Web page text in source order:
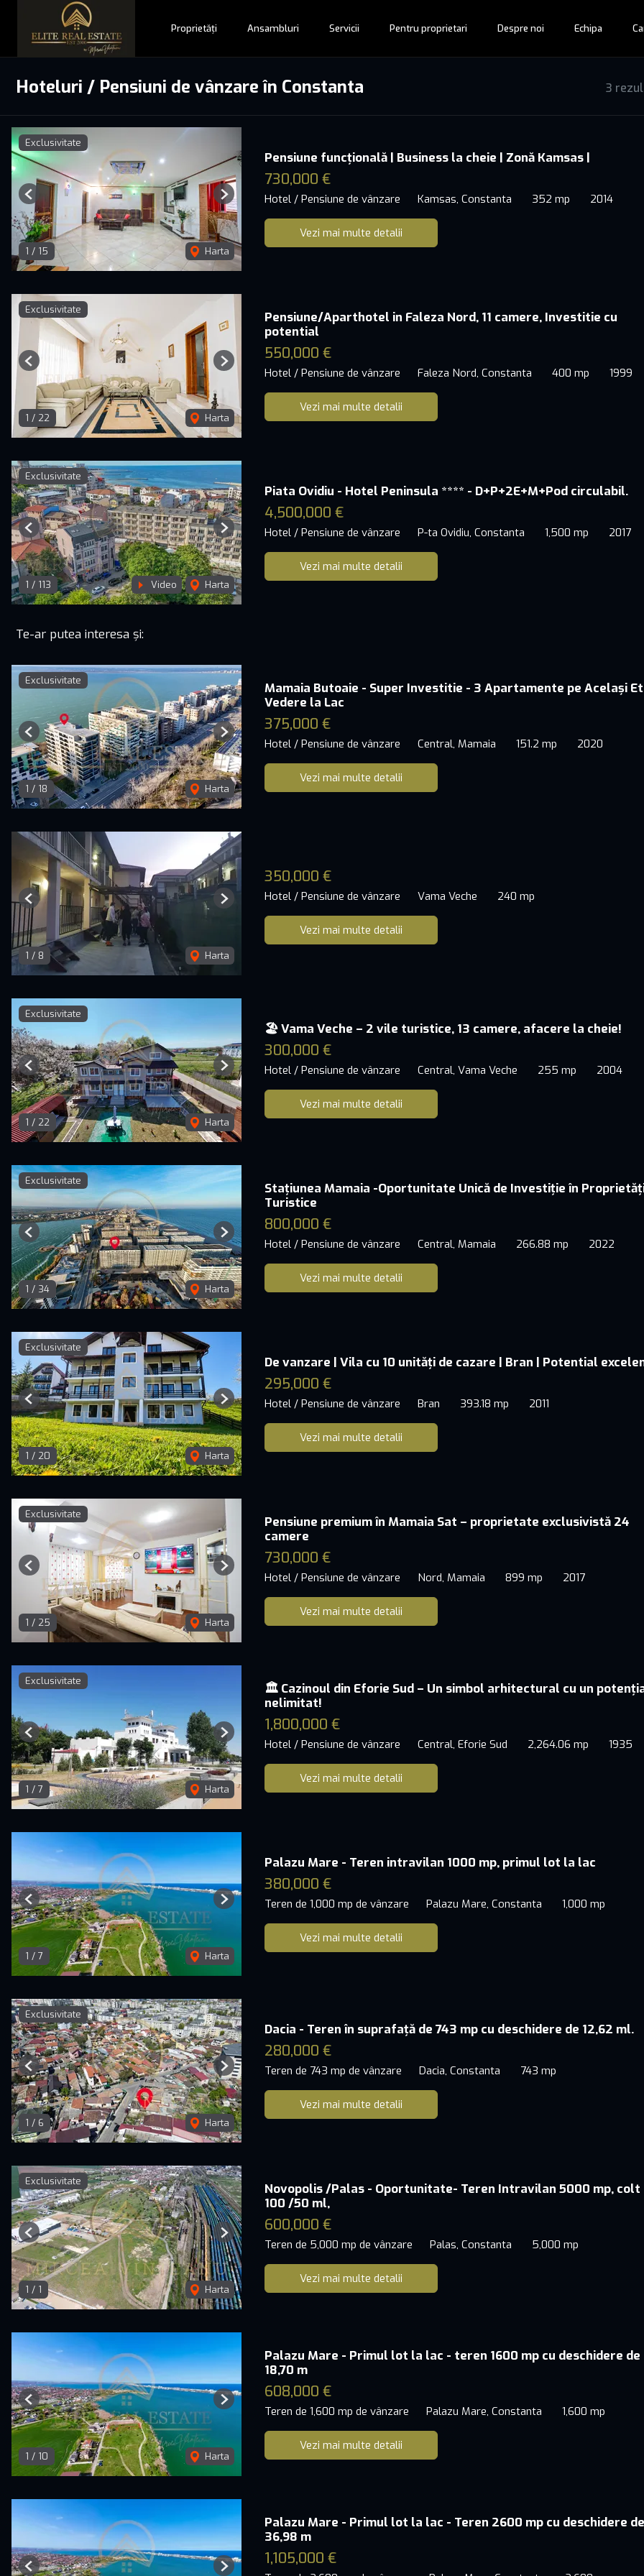
Proprietăți Ansambluri Servicii Pentru proprietari Despre noi Echipa
3
Hoteluri / Pensiuni de vânzare în Constanta
Exclusivitate
1 / 15 Harta
Previous Next
Pensiune funcțională | Business la cheie | Zonă Kamsas |
730,000 €
Hotel / Pensiune de vânzare Kamsas, Constanta 352 mp 2014
Vezi mai multe detalii
Exclusivitate
1 / 22 Harta
Previous Next
Pensiune/Aparthotel in Faleza Nord, 11 camere, Investitie cu
potential
550,000 €
Hotel / Pensiune de vânzare Faleza Nord, Constanta 400 mp 1999
Vezi mai multe detalii
Exclusivitate
1 / 113 Video Harta
Previous Next
Piata Ovidiu - Hotel Peninsula **** - D+P+2E+M+Pod circulabil.
4,500,000 €
Hotel / Pensiune de vânzare P-ta Ovidiu, Constanta 1,500 mp 2017
Vezi mai multe detalii
Te-ar putea interesa și:
Exclusivitate
1 / 18 Harta
Previous Next
Mamaia Butoaie - Super Investitie - 3 Apartamente pe Același
Vedere la Lac
375,000 €
Hotel / Pensiune de vânzare Central, Mamaia 151.2 mp 2020
Vezi mai multe detalii
1 / 8 Harta
Previous Next
350,000 €
Hotel / Pensiune de vânzare Vama Veche 240 mp
Vezi mai multe detalii
Exclusivitate
1 / 22 Harta
Previous Next
🏖️ Vama Veche – 2 vile turistice, 13 camere, afacere la cheie!
300,000 €
Hotel / Pensiune de vânzare Central, Vama Veche 255 mp 2004
Vezi mai multe detalii
Exclusivitate
1 / 34 Harta
Previous Next
Stațiunea Mamaia -Oportunitate Unică de Investiție în
Turistice
800,000 €
Hotel / Pensiune de vânzare Central, Mamaia 266.88 mp 2022
Vezi mai multe detalii
Exclusivitate
1 / 20 Harta
Previous Next
De vanzare | Vila cu 10 unități de cazare | Bran | Potential
295,000 €
Hotel / Pensiune de vânzare Bran 393.18 mp 2011
Vezi mai multe detalii
Exclusivitate
1 / 25 Harta
Previous Next
Pensiune premium în Mamaia Sat – proprietate exclusivistă 24
camere
730,000 €
Hotel / Pensiune de vânzare Nord, Mamaia 899 mp 2017
Vezi mai multe detalii
Exclusivitate
1 / 7 Harta
Previous Next
🏛️ Cazinoul din Eforie Sud – Un simbol arhitectural cu un
nelimitat!
1,800,000 €
Hotel / Pensiune de vânzare Central, Eforie Sud 2,264.06 mp 1935
Vezi mai multe detalii
1 / 7 Harta
Previous Next
Palazu Mare - Teren intravilan 1000 mp, primul lot la lac
380,000 €
Teren de 1,000 mp de vânzare Palazu Mare, Constanta 1,000 mp
Vezi mai multe detalii
Exclusivitate
1 / 6 Harta
Previous Next
Dacia - Teren în suprafață de 743 mp cu deschidere de 12,62 ml.
280,000 €
Teren de 743 mp de vânzare Dacia, Constanta 743 mp
Vezi mai multe detalii
Exclusivitate
1 / 1 Harta
Previous Next
Novopolis /Palas - Oportunitate- Teren Intravilan 5000 mp, colt
100 /50 ml,
600,000 €
Teren de 5,000 mp de vânzare Palas, Constanta 5,000 mp
Vezi mai multe detalii
1 / 10 Harta
Previous Next
Palazu Mare - Primul lot la lac - teren 1600 mp cu deschidere de
18,70 m
608,000 €
Teren de 1,600 mp de vânzare Palazu Mare, Constanta 1,600 mp
Vezi mai multe detalii
Previous Next
Palazu Mare - Primul lot la lac - Teren 2600 mp cu deschidere de
36,98 m
1,105,000 €